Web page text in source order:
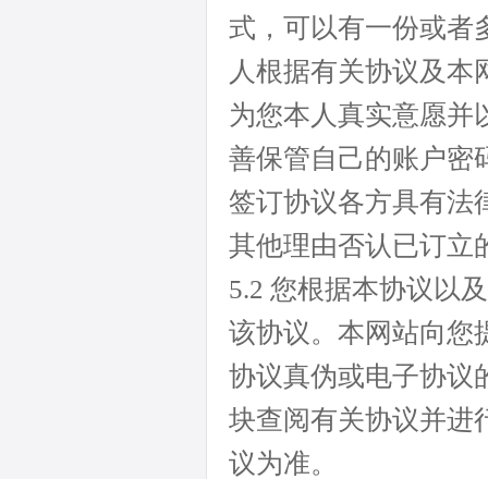
式，可以有一份或者
人根据有关协议及
为您本人真实意愿并
善保管自己的账户密
签订协议各方具有法
其他理由否认已订立
5.2 您根据本协议以
该协议。本网站向您
协议真伪或电子协议
块查阅有关协议并进
议为准。